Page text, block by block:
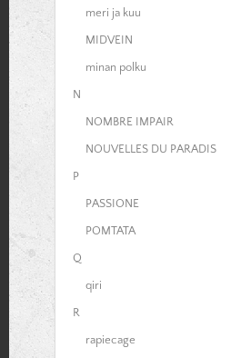
meri ja kuu
MIDVEIN
minan polku
N
NOMBRE IMPAIR
NOUVELLES DU PARADIS
P
PASSIONE
POMTATA
Q
qiri
R
rapiecage